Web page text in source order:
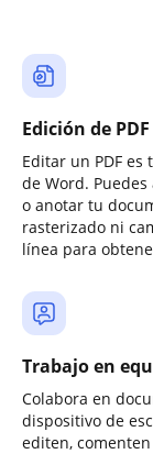
Edición de
Editar un PDF
de Word.
o anotar tu
rasterizado ni
línea para
Trabajo en
Colabora en
dispositivo de
editen,